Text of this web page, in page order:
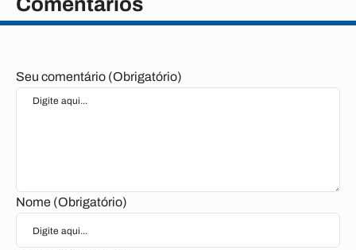
Seu comentário (Obrigatório)
Nome (Obrigatório)